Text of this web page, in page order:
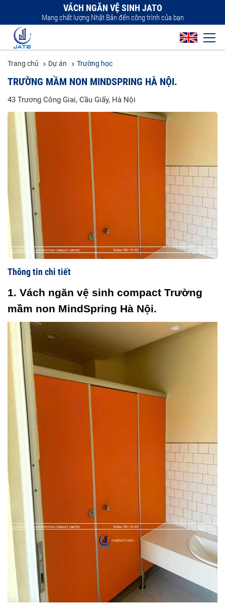
VÁCH NGĂN VỆ SINH JATO
Mang chất lượng Nhật Bản đến công trình của bạn
Trang chủ Dự án Trường học
TRƯỜNG MẦM NON MINDSPRING HÀ NỘI.
43 Trương Công Giai, Cầu Giấy, Hà Nội
Thông tin chi tiết
1. Vách ngăn vệ sinh compact Trường
mầm non MindSpring Hà Nội.